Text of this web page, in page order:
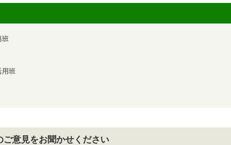
班
用班
意見をお聞かせください